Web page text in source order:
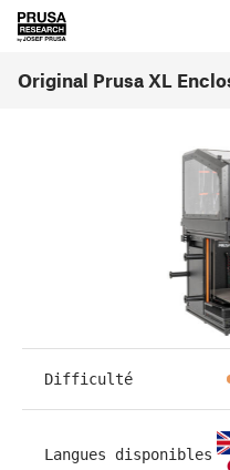
Original Prusa XL
Difficulté
Langues disponibles